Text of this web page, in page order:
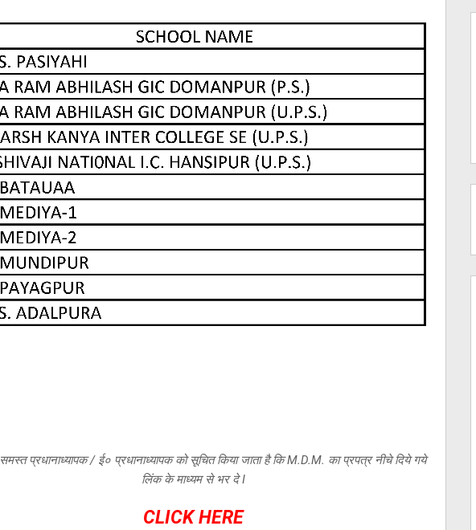
समस्त प्रधानाध्यापक / ई० प्रधानाध्यापक को सूचित किया जाता है कि M.D.M. का प्रपत्र नीचे दिये गये
लिंक के माध्यम से भर दे I
CLICK HERE